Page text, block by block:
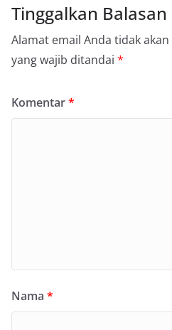
Tinggalkan Balasan
Alamat email Anda tidak
yang wajib ditandai *
Komentar*
Nama *